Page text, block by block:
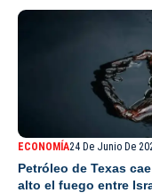
ECONOMÍA24 De Junio De
Petróleo de Texas
alto el fuego entre